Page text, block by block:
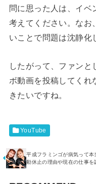
問に思った人は、イベ
考えてください。なお
いことで問題は沈静化
したがって、ファンと
ボ動画を投稿してくれ
きたいですね。
YouTube
平成フラミンゴが病気って本
動休止の理由や現在の仕事を